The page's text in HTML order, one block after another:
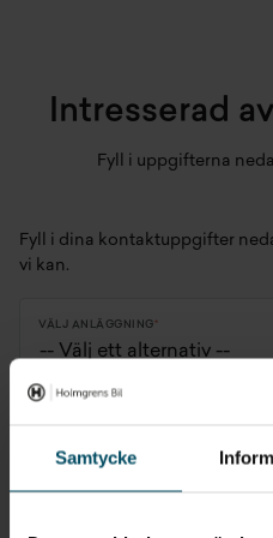
Samtycke
Intresserad
Fyll i uppgifterna
Fyll i dina kontaktuppgifter
vi kan.
VÄLJ ANLÄGGNING
VÄLJ ETT ELLER FLERA ALTERNATIV